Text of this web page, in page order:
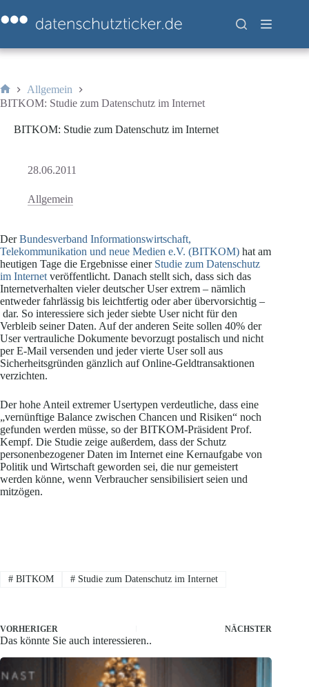
Inhalt
springen
Start
Allgemein
BITKOM: Studie zum Datenschutz im Internet
BITKOM: Studie zum Datenschutz im Internet
28.06.2011
Allgemein
DerBundesverband Informationswirtschaft,
Telekommunikation und neue Medien e.V. (BITKOM) hat am
heutigen Tage die Ergebnisse einer Studie zum Datenschutz
im Internet veröffentlicht. Danach stellt sich, dass sich das
Internetverhalten vieler deutscher User extrem – nämlich
entweder fahrlässig bis leichtfertig oder aber übervorsichtig –
dar. So interessiere sich jeder siebte User nicht für den
Verbleib seiner Daten. Auf der anderen Seite sollen 40% der
User vertrauliche Dokumente bevorzugt postalisch und nicht
per E-Mail versenden und jeder vierte User soll aus
Sicherheitsgründen gänzlich auf Online-Geldtransaktionen
verzichten.
Der hohe Anteil extremer Usertypen verdeutliche, dass eine
„vernünftige Balance zwischen Chancen und Risiken“ noch
gefunden werden müsse, so der BITKOM-Präsident Prof.
Kempf. Die Studie zeige außerdem, dass der Schutz
personenbezogener Daten im Internet eine Kernaufgabe von
Politik und Wirtschaft geworden sei, die nur gemeistert
werden könne, wenn Verbraucher sensibilisiert seien und
mitzögen.
#BITKOM #Studie zum Datenschutz im Internet
VORHERIGER NÄCHSTER
Das könnte Sie auch interessieren..